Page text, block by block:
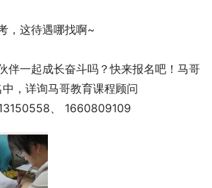
，这待遇哪找啊~
伴一起成长奋斗吗？快来报名吧！马哥
，详询马哥教育课程顾问
、 1660809109